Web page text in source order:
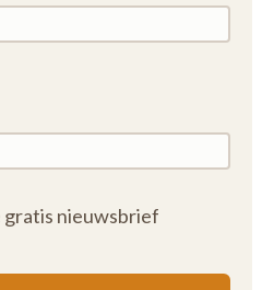
gratis nieuwsbrief